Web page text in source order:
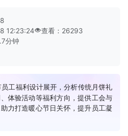
12:23:24
查看：26293
分钟
工福利设计展开，分析传统月饼礼
体验活动等福利方向，提供工会与
力打造暖心节日关怀，提升员工凝